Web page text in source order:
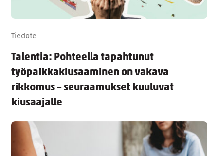
Tiedote
Talentia: Pohteella tapahtunut
työpaikkakiusaaminen on vakava
rikkomus – seuraamukset kuuluvat
kiusaajalle